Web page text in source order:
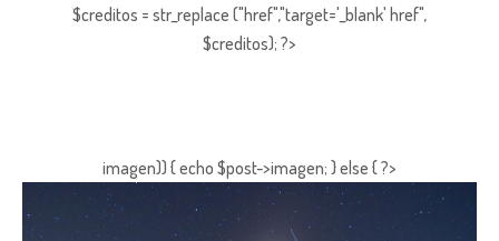
$creditos = str_replace ("href","target='_blank' href",
$creditos); ?>
imagen)) { echo $post->imagen; } else { ?>